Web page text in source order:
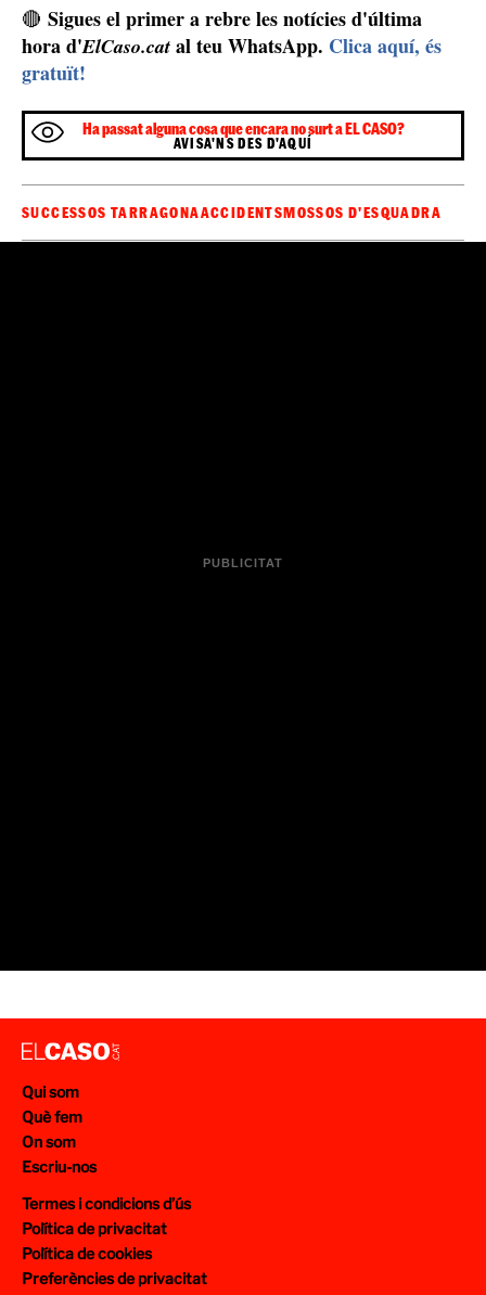
🔴 Sigues el primer a rebre les notícies d'última
hora d'ElCaso.cat al teu WhatsApp. Clica aquí, és
gratuït!
Ha passat alguna cosa que encara no surt a EL CASO?
AVISA'NS DES D'AQUÍ
SUCCESSOS TARRAGONAACCIDENTSMOSSOS D'ESQUADRA
Qui som
Què fem
On som
Escriu-nos
Termes i condicions d’ús
Política de privacitat
Política de cookies
Preferències de privacitat